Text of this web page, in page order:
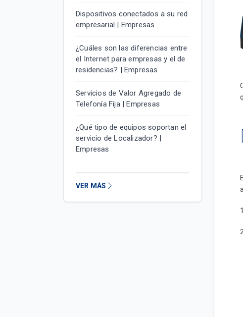
Dispositivos conectados a su red
empresarial | Empresas
¿Cuáles son las diferencias entre
el Internet para empresas y el de
residencias? | Empresas
Servicios de Valor Agregado de
Telefonía Fija | Empresas
¿Qué tipo de equipos soportan el
servicio de Localizador? |
Empresas
VER MÁS